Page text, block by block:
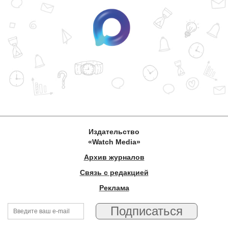
Издательство
«Watch Media»
Архив журналов
Связь с редакцией
Реклама